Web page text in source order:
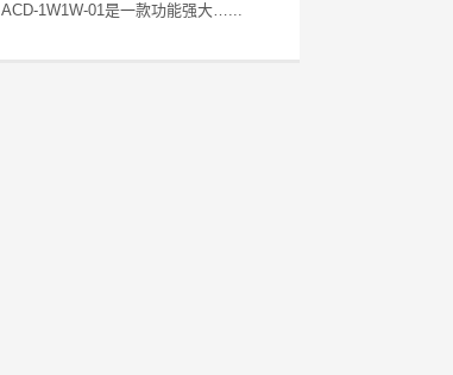
ACD-1W1W-01是一款功能强大…...